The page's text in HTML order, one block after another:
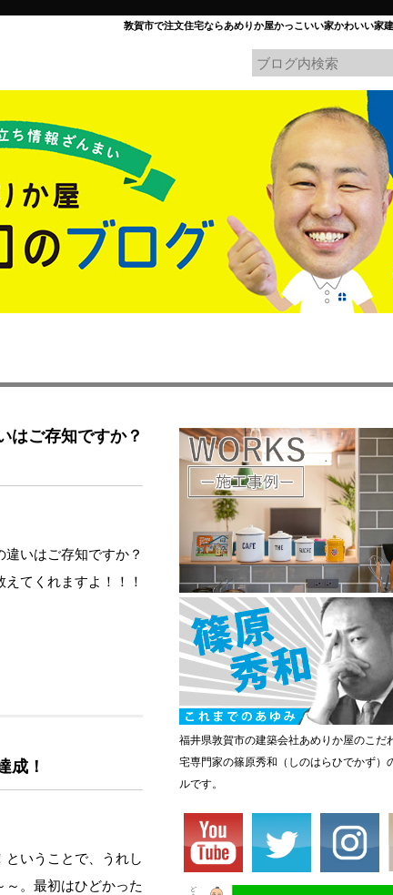
敦賀市で注文住宅ならあめりか屋かっこいい家かわいい家
はご存知ですか？
いはご存知ですか？
てくれますよ！！！
成！
いうことで、うれし
～。最初はひどかった
福井県敦賀市の建築会社あめりか屋のこだ
宅専門家の篠原秀和（しのはらひでかず）
ルです。